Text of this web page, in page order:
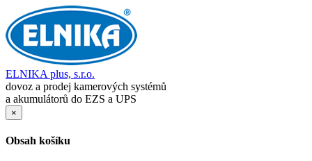
ELNIKA plus, s.r.o.
dovoz a prodej kamerových systémů
a akumulátorů do EZS a UPS
×
Obsah košíku